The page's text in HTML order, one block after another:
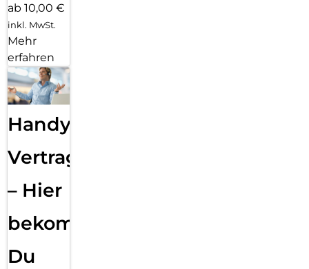
ab 10,00 €
inkl. MwSt.
Mehr
erfahren
Handy
Vertragsabwicklung
– Hier
bekommst
Du